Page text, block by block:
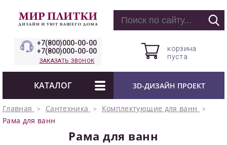
+7(800)000-00-00
+7(800)000-00-00
ЗАКАЗАТЬ ЗВОНОК
корзина
пуста
КАТАЛОГ 3D-ДИЗАЙН ПРОЕКТ
Главная Сантехника
Комплектующие для ванн
Рама для ванн
Рама для ванн